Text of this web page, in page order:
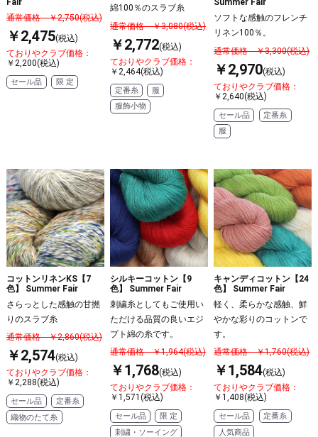
Fair
通常価格 ￥2,750(税込)
￥2,475(税込)
ておりやクラブ価格：
￥2,200(税込)
セール品 限 定
綿100％のスラブ糸
通常価格 ￥3,080(税込)
￥2,772(税込)
ておりやクラブ価格：
￥2,464(税込)
定番糸
服
服飾小物
Summer Fair
ソフトな感触のフレンチ
リネン100％。
通常価格 ￥3,300(税込)
￥2,970(税込)
ておりやクラブ価格：
￥2,640(税込)
セール品
定番糸
服
コットンリネンKS【7
色】 Summer Fair
さらっとした感触の甘撚
りのスラブ糸
通常価格 ￥2,860(税込)
￥2,574(税込)
ておりやクラブ価格：
￥2,288(税込)
セール品
定番糸
織物のたて糸
シルキーコットン【9
色】 Summer Fair
刺繍糸としてもご使用い
ただける品質の良いエジ
プト綿の糸です。
通常価格 ￥1,964(税込)
￥1,768(税込)
ておりやクラブ価格：
￥1,571(税込)
セール品
限 定
刺繍・ソーイング
キャンディコットン【24
色】 Summer Fair
軽く、柔らかな感触、鮮
やかな彩りのコットンで
す。
通常価格 ￥1,760(税込)
￥1,584(税込)
ておりやクラブ価格：
￥1,408(税込)
セール品
定番糸
人気商品